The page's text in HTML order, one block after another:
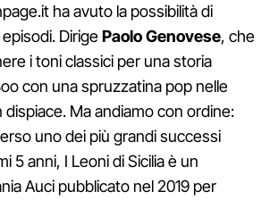
ha avuto la possibilità di
DirigePaoloGenovese, che
i toni classici per una storia
con una spruzzatina pop nelle
Ma andiamo con ordine:
uno dei più grandi successi
5 anni, I Leoni di Sicilia è un
Auci pubblicato nel 2019 per